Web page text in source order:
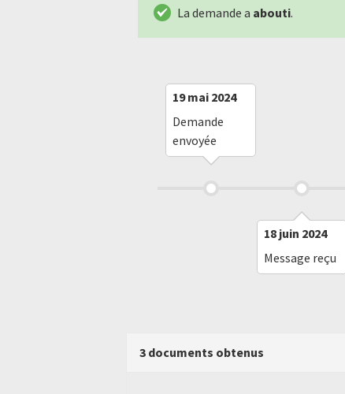
La demande a abouti.
19 mai 2024
Demande
envoyée
18 juin 2024
Message reçu
3 documents obtenus